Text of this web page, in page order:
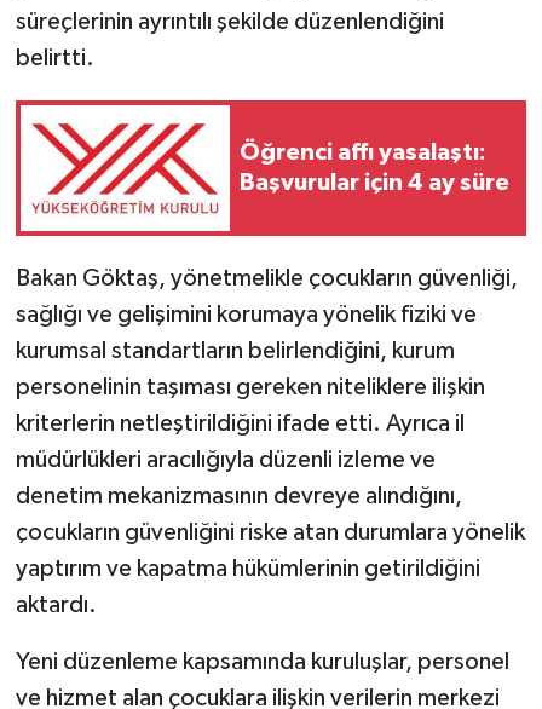
süreçlerinin ayrıntılı şekilde düzenlendiğini
belirtti.
Öğrenci affı yasalaştı:
Başvurular için 4 ay süre
Bakan Göktaş, yönetmelikle çocukların güvenliği,
sağlığı ve gelişimini korumaya yönelik fiziki ve
kurumsal standartların belirlendiğini, kurum
personelinin taşıması gereken niteliklere ilişkin
kriterlerin netleştirildiğini ifade etti. Ayrıca il
müdürlükleri aracılığıyla düzenli izleme ve
denetim mekanizmasının devreye alındığını,
çocukların güvenliğini riske atan durumlara yönelik
yaptırım ve kapatma hükümlerinin getirildiğini
aktardı.
Yeni düzenleme kapsamında kuruluşlar, personel
ve hizmet alan çocuklara ilişkin verilerin merkezi